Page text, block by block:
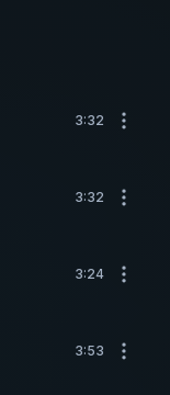
3:32
3:32
3:24
3:53